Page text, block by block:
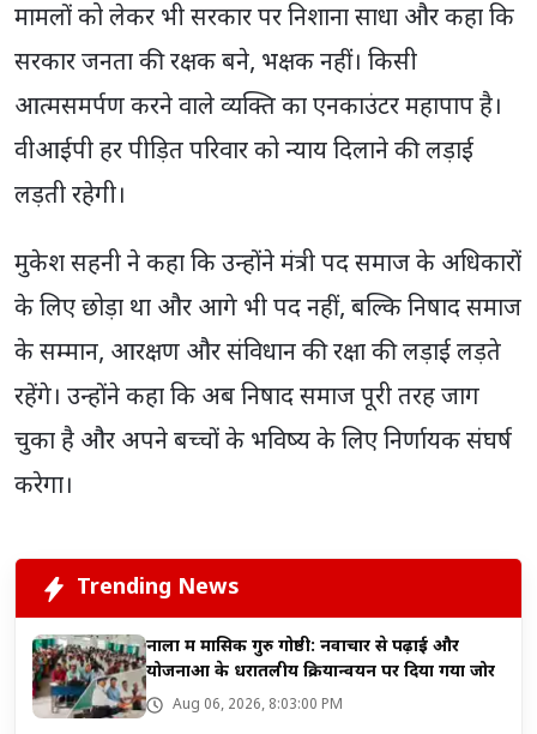
मामलों को लेकर भी सरकार पर निशाना साधा और कहा कि
सरकार जनता की रक्षक बने, भक्षक नहीं। किसी
आत्मसमर्पण करने वाले व्यक्ति का एनकाउंटर महापाप है।
वीआईपी हर पीड़ित परिवार को न्याय दिलाने की लड़ाई
लड़ती रहेगी।
मुकेश सहनी ने कहा कि उन्होंने मंत्री पद समाज के अधिकारों
के लिए छोड़ा था और आगे भी पद नहीं, बल्कि निषाद समाज
के सम्मान, आरक्षण और संविधान की रक्षा की लड़ाई लड़ते
रहेंगे। उन्होंने कहा कि अब निषाद समाज पूरी तरह जाग
चुका है और अपने बच्चों के भविष्य के लिए निर्णायक संघर्ष
करेगा।
Trending News
नाला में मासिक गुरु गोष्ठी: नवाचार से पढ़ाई और
योजनाओं के धरातलीय क्रियान्वयन पर दिया गया जोर
Aug 06, 2026, 8:03:00 PM